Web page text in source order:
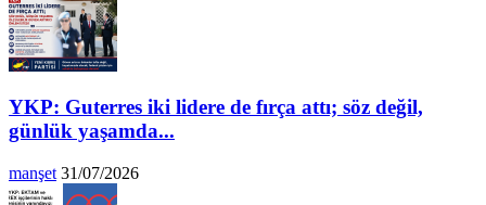
YKP: Guterres iki lidere de fırça attı; söz değil,
günlük yaşamda...
manşet 31/07/2026